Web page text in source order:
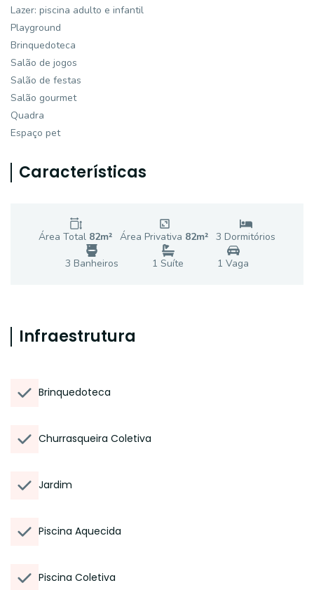
Lazer: piscina adulto e infantil
Playground
Brinquedoteca
Salão de jogos
Salão de festas
Salão gourmet
Quadra
Espaço pet
Características
Área Total 82m² Área Privativa 82m² 3 Dormitórios
3 Banheiros 1 Suíte 1 Vaga
Infraestrutura
Brinquedoteca
Churrasqueira Coletiva
Jardim
Piscina Aquecida
Piscina Coletiva